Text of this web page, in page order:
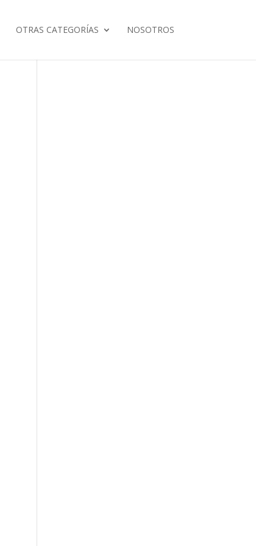
OTRAS CATEGORÍAS NOSOTROS